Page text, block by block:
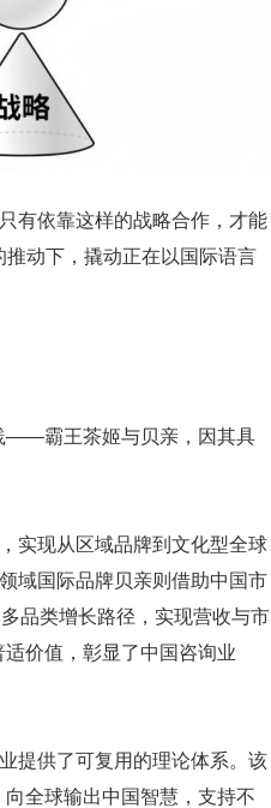
有依靠这样的战略合作，才能
动下，撬动正在以国际语言
——霸王茶姬与贝亲，因其具
实现从区域品牌到文化型全球
域国际品牌贝亲则借助中国市
品类增长路径，实现营收与市
价值，彰显了中国咨询业
提供了可复用的理论体系。该
全球输出中国智慧，支持不